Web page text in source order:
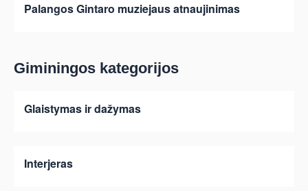
Palangos Gintaro muziejaus atnaujinimas
Giminingos kategorijos
Glaistymas ir dažymas
Interjeras